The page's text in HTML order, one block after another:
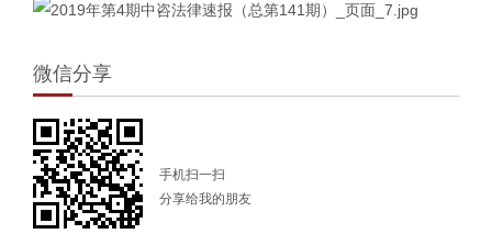
微信分享
手机扫一扫
分享给我的朋友